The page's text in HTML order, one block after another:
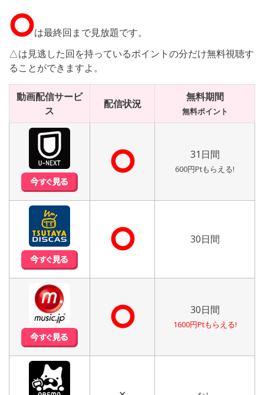
⭘は最終回まで見放題です。
△は見逃した回を持っているポイントの分だけ無料視聴す
ることができますよ。
動画配信サービ
ス
配信状況
無料期間
無料ポイント
⭘ 31日間
600円Ptもらえる!
⭘ 30日間
⭘ 30日間
1600円Ptもらえる!